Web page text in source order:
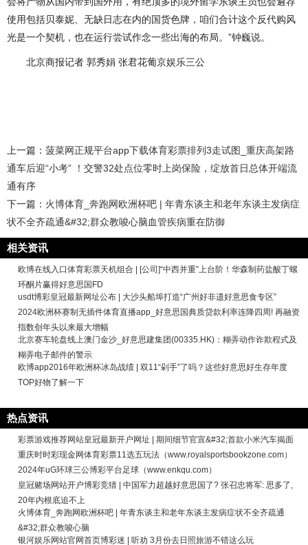
使用包括贝泰妮、无缺日志在内的国货色牌，咱们合计这个反代购风
光是一个契机，也在运行尝试作念一些出海的布局。”钟巍说。
北京商报记者 郭秀娟 张君花葡京娱乐三公
上一篇： 菠菜网正规平台app下载体育彩票排列3走试图_重庆高架路
通车后迎“小考” ！交警32处点位零时上岗保险，绽放首日总体开端流
通有序
下一篇： 火博体育_奔跑网欧洲杯吧 | 年青东谈主和老年东谈主发病症
状不全齐疏通&#32;群众教唆心脑血管疾病重在防御
相关资讯
欧博在线入口体育彩票天机组合 | [公司]“中西并重”上台阶！华森制药盐酸丁螺
环酮片赢得好意思国FD
usdt博彩皇冠最新网址公布 | 大沙头船埠打造“广州好非遗好意思食专区”
2024欧洲杯赛制无插件体育直播app_好意思国典质贷款利率连降四周! 再融资
指数创年头以来最大增幅
北京赛车轮盘线上澳门金沙_好意思建集团(00335.HK)：糊弄动作诈欺程式及
糊弄电子邮件的警示
欧博app2016年欧洲杯冰岛战绩 | 双11“剁手”了吗？这些好意思好生存年度
TOP好物了解一下
热点资讯
彩票游戏推荐网站皇冠最新开户网址 | 期间细节官宣&#32;首款小米汽车揭面
重庆时时彩现金网体育彩票11选五玩法（www.royalsportsbookzone.com）
2024年uG环球三公博彩平台足球（www.enkqu.com）
皇冠赌场网站开户博彩竞猜 | 中国军力超越好意思国了? 张召忠将军: 思多了,
20年内根底追不上
火博体育_奔跑网欧洲杯吧 | 年青东谈主和老年东谈主发病症状不全齐疏通
&#32;群众教唆心脑
银河娱乐网站官网首页博彩迷 | 听劝 3月份去日照旅游不错这么玩